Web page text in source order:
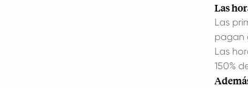
Las
Las
pagan
Las
150%